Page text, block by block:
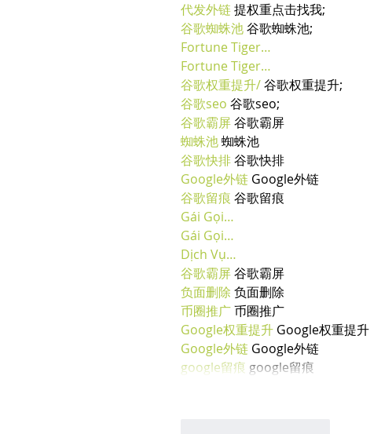
代发外链 提权重点击找我;
谷歌蜘蛛池 谷歌蜘蛛池;
Fortune Tiger…
Fortune Tiger…
谷歌权重提升/ 谷歌权重提升;
谷歌seo 谷歌seo;
谷歌霸屏 谷歌霸屏
蜘蛛池 蜘蛛池
谷歌快排 谷歌快排
Google外链 Google外链
谷歌留痕 谷歌留痕
Gái Gọi…
Gái Gọi…
Dịch Vụ…
谷歌霸屏 谷歌霸屏
负面删除 负面删除
币圈推广 币圈推广
Google权重提升 Google权重提升
Google外链 Google外链
google留痕 google留痕